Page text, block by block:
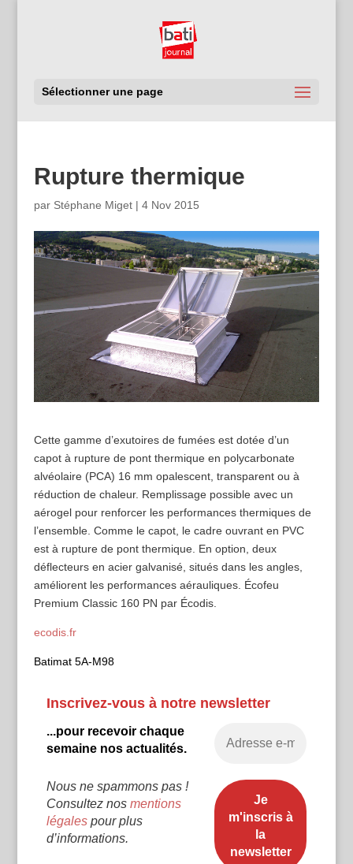
Sélectionner une page
Rupture thermique
par Stéphane Miget| 4 Nov 2015
Cette gamme d’exutoires de fumées est dotée d’un
capot à rupture de pont thermique en polycarbonate
alvéolaire (PCA) 16 mm opalescent, transparent ou à
réduction de chaleur. Remplissage possible avec un
aérogel pour renforcer les performances thermiques de
l’ensemble. Comme le capot, le cadre ouvrant en PVC
est à rupture de pont thermique. En option, deux
déflecteurs en acier galvanisé, situés dans les angles,
améliorent les performances aérauliques. Écofeu
Premium Classic 160 PN par Écodis.
ecodis.fr
Batimat 5A-M98
Inscrivez-vous à notre newsletter
...pour recevoir chaque
semaine nos actualités.
Nous ne spammons pas !
Consultez nos mentions
légalespour plus
d’informations.